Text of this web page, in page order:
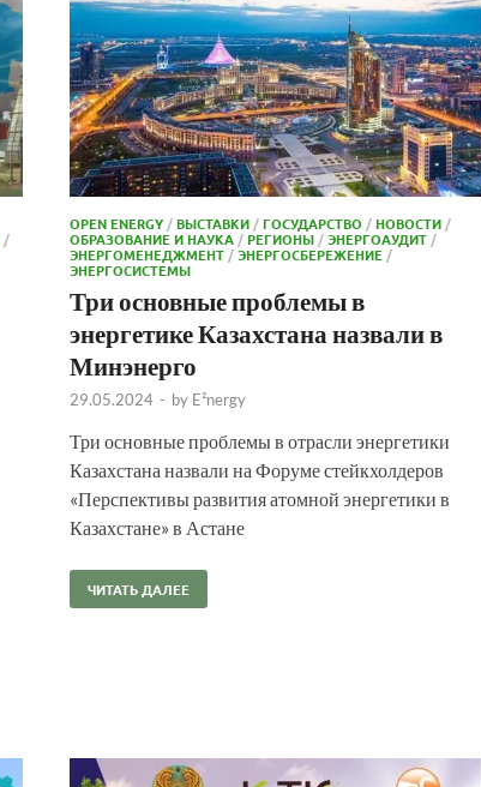
/
OPEN ENERGY /ВЫСТАВКИ /ГОСУДАРСТВО /НОВОСТИ /
ОБРАЗОВАНИЕ И НАУКА /РЕГИОНЫ /ЭНЕРГОАУДИТ /
ЭНЕРГОМЕНЕДЖМЕНТ /ЭНЕРГОСБЕРЕЖЕНИЕ /
ЭНЕРГОСИСТЕМЫ
Три основные проблемы в
энергетике Казахстана назвали в
Минэнерго
29.05.2024 - by E²nergy
Три основные проблемы в отрасли энергетики
Казахстана назвали на Форуме стейкхолдеров
«Перспективы развития атомной энергетики в
Казахстане» в Астане
ЧИТАТЬ ДАЛЕЕ